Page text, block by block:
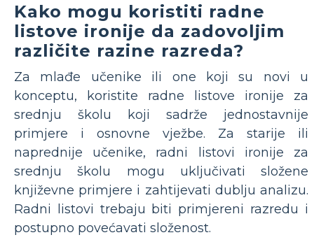
Kako mogu koristiti radne
listove ironije da zadovoljim
različite razine razreda?
Za mlađe učenike ili one koji su novi u
konceptu, koristite radne listove ironije za
srednju školu koji sadrže jednostavnije
primjere i osnovne vježbe. Za starije ili
naprednije učenike, radni listovi ironije za
srednju školu mogu uključivati složene
književne primjere i zahtijevati dublju analizu.
Radni listovi trebaju biti primjereni razredu i
postupno povećavati složenost.